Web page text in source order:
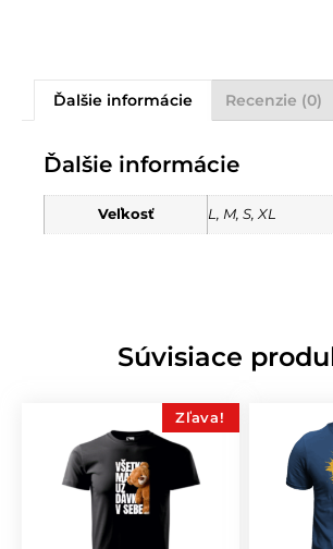
Ďalšie informácie Recenzie (0)
Ďalšie informácie
Veľkosť L, M, S, XL
Súvisiace
Zľava!